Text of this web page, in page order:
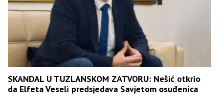
SKANDAL U TUZLANSKOM ZATVORU: Nešić otkrio
da Elfeta Veseli predsjedava Savjetom osuđenica